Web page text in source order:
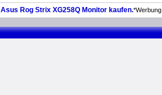
Asus Rog Strix XG258Q Monitor kaufen.*Werbung